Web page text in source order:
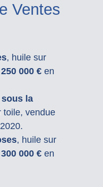
Ventes
, huile sur
250 000 €en
sous la
toile, vendue
, huile sur
300 000 €en